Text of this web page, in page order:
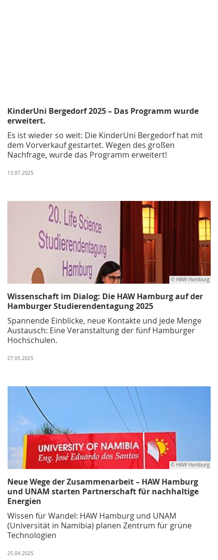
KinderUni Bergedorf 2025 – Das Programm wurde
erweitert.
Es ist wieder so weit: Die KinderUni Bergedorf hat mit
dem Vorverkauf gestartet. Wegen des großen
Nachfrage, wurde das Programm erweitert!
13.07.2025
© HAW Hamburg
Wissenschaft im Dialog: Die HAW Hamburg auf der
Hamburger Studierendentagung 2025
Spannende Einblicke, neue Kontakte und jede Menge
Austausch: Eine Veranstaltung der fünf Hamburger
Hochschulen.
27.05.2025
© HAW Hamburg
Neue Wege der Zusammenarbeit – HAW Hamburg
und UNAM starten Partnerschaft für nachhaltige
Energien
Wissen für Wandel: HAW Hamburg und UNAM
(Universität in Namibia) planen Zentrum für grüne
Technologien
25.04.2025